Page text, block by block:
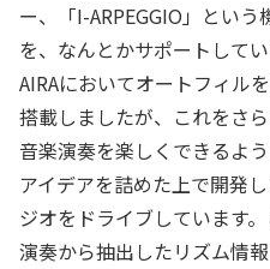
ー、「I-ARPEGGIO」とい
を、なんとかサポートして
AIRAにおいてオートフィル
搭載しましたが、これをさ
音楽演奏を楽しくできるよ
アイデアを詰めた上で開発
ジオをドライブしています
演奏から抽出したリズム情